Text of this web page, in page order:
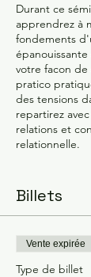
Durant ce
apprendrez à
fondements
votre facon de
pratico
des tensions
repartirez
relations et
relationnelle.
s'appelle
faire les 3
bénéfices. Je
préférentiel et
mois pour
s'engager sur
Billets
Vente expirée
Type de billet